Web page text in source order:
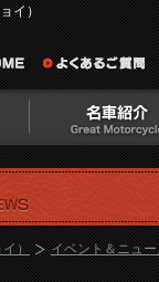
イ）
イ） イベント＆ニュ